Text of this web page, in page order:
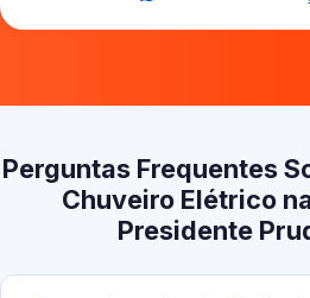
Perguntas Frequentes
Chuveiro Elétrico
Presidente